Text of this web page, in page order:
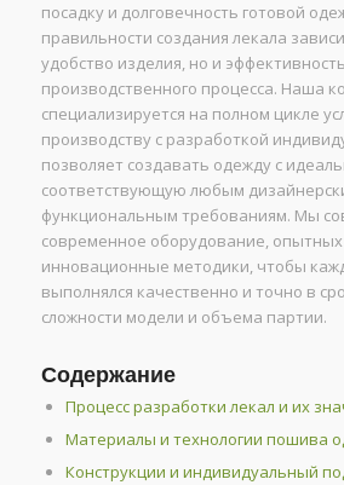
посадку и долговечность готовой
правильности создания лекала
удобство изделия, но и
производственного процесса. Наша
специализируется на полном цикле
производству с разработкой
позволяет создавать одежду с
соответствующую любым
функциональным требованиям. Мы
современное оборудование, опытных
инновационные методики, чтобы
выполнялся качественно и точно в
сложности модели и объема партии.
Содержание
Процесс разработки лекал и их
Материалы и технологии пошива
Конструкции и индивидуальный